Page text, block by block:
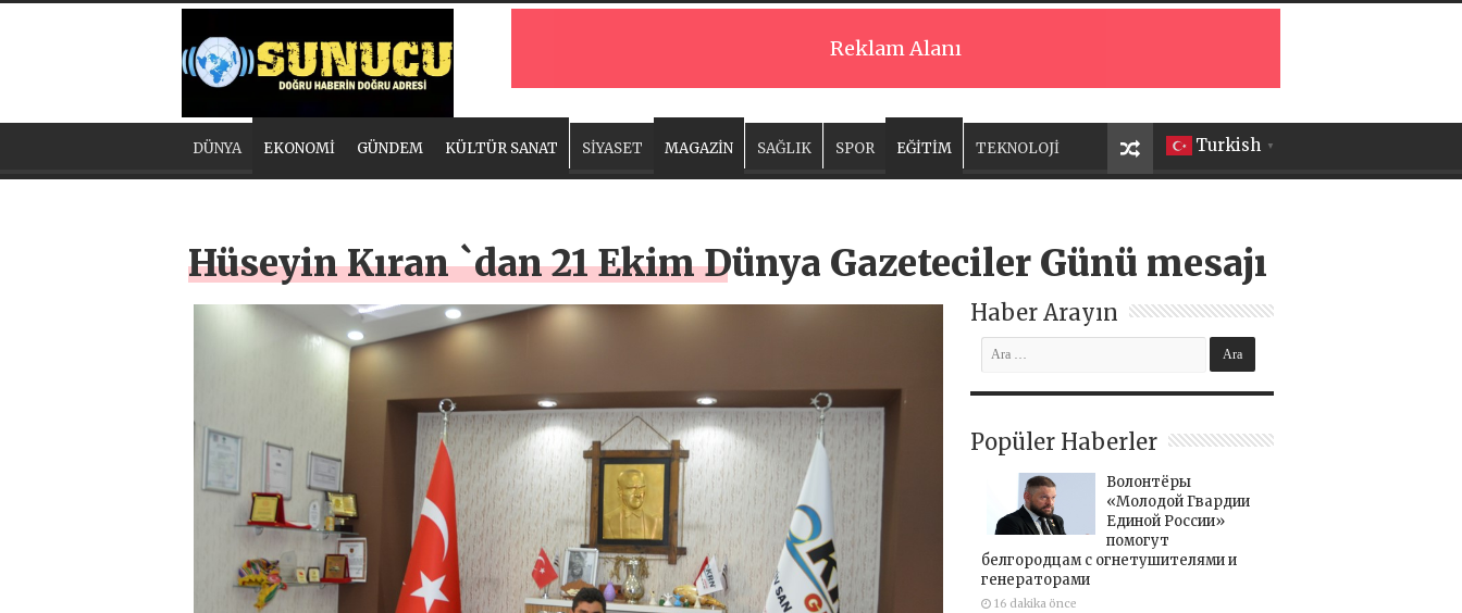
Reklam Alanı
Turkish ▼
DÜNYA EKONOMİ GÜNDEM KÜLTÜR SANAT SİYASET MAGAZİN SAĞLIK SPOR EĞİTİM TEKNOLOJİ
Hüseyin Kıran `dan 21 Ekim Dünya Gazeteciler Günü mesajı
Haber Arayın
Popüler Haberler
Волонтёры
«Молодой Гвардии
Единой России»
помогут
белгородцам с огнетушителями и
генераторами
16 dakika önce